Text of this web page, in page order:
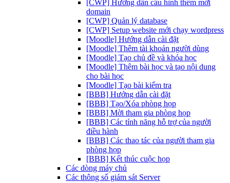
[CWP] Hướng dẫn cấu hình thêm mới
domain
[CWP] Quản lý database
[CWP] Setup website mới chạy wordpress
[Moodle] Hướng dẫn cài đặt
[Moodle] Thêm tài khoản người dùng
[Moodle] Tạo chủ đề và khóa học
[Moodle] Thêm bài học và tạo nội dung
cho bài học
[Moodle] Tạo bài kiểm tra
[BBB] Hướng dẫn cài đặt
[BBB] Tạo/Xóa phòng họp
[BBB] Mời tham gia phòng họp
[BBB] Các tính năng hỗ trợ của người
điều hành
[BBB] Các thao tác của người tham gia
phòng họp
[BBB] Kết thúc cuộc họp
Các dòng máy chủ
Các thông số giám sát Server